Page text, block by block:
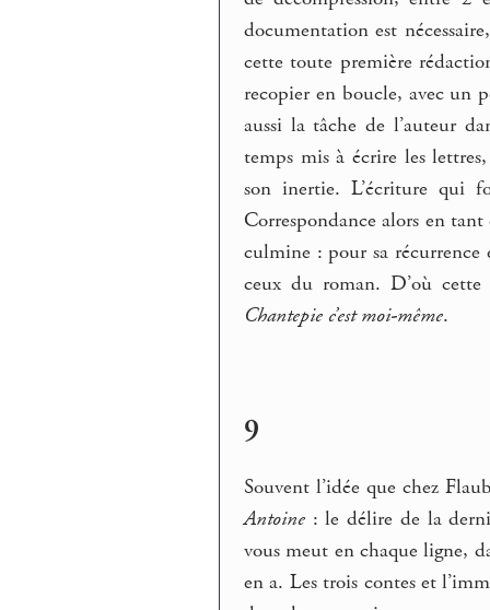
documentation est
cette toute première
recopier en boucle, avec un
aussi la tâche de l’auteur
temps mis à écrire les
son inertie. L’écriture qui
Correspondance alors en
culmine : pour sa récurrence
ceux du roman. D’où
Chantepie c’est moi-même.
9
Souvent l’idée que chez
Antoine : le délire de la
vous meut en chaque ligne,
en a. Les trois contes et